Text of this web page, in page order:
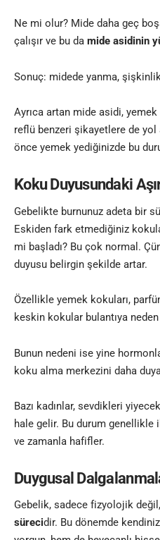
Ne mi olur? Mide daha geç
çalışır ve bu da mide asidinin
Sonuç: midede yanma,
Ayrıca artan mide asidi, yemek
reflü benzeri şikayetlere de
önce yemek yediğinizde bu
Koku Duyusundaki
Gebelikte burnunuz adeta bir
Eskiden fark etmediğiniz
mi başladı? Bu çok normal.
duyusu belirgin şekilde artar.
Özellikle yemek kokuları,
keskin kokular bulantıya
Bunun nedeni ise yine
koku alma merkezini daha
Bazı kadınlar, sevdikleri
hale gelir. Bu durum
ve zamanla hafifler.
Duygusal
Gebelik, sadece fizyolojik değil,
sürecidir. Bu dönemde